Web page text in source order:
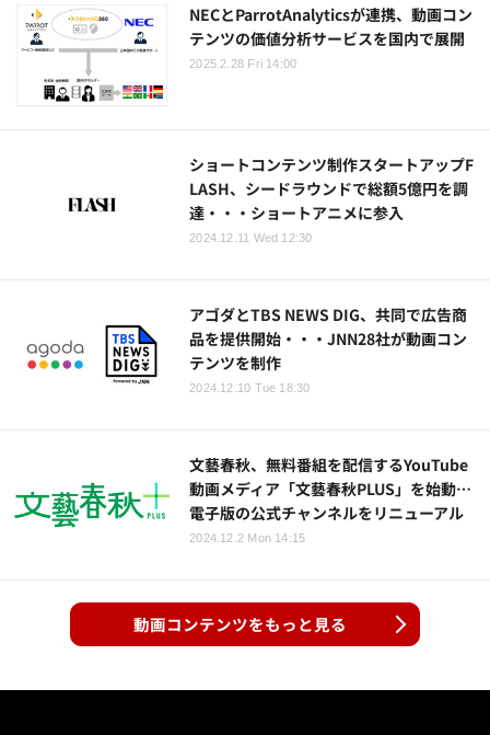
NECとParrotAnalyticsが連携、動画コン
テンツの価値分析サービスを国内で展開
2025.2.28 Fri 14:00
ショートコンテンツ制作スタートアップF
LASH、シードラウンドで総額5億円を調
達・・・ショートアニメに参入
2024.12.11 Wed 12:30
アゴダとTBS NEWS DIG、共同で広告商
品を提供開始・・・JNN28社が動画コン
テンツを制作
2024.12.10 Tue 18:30
文藝春秋、無料番組を配信するYouTube
動画メディア「文藝春秋PLUS」を始動…
電子版の公式チャンネルをリニューアル
2024.12.2 Mon 14:15
動画コンテンツをもっと見る